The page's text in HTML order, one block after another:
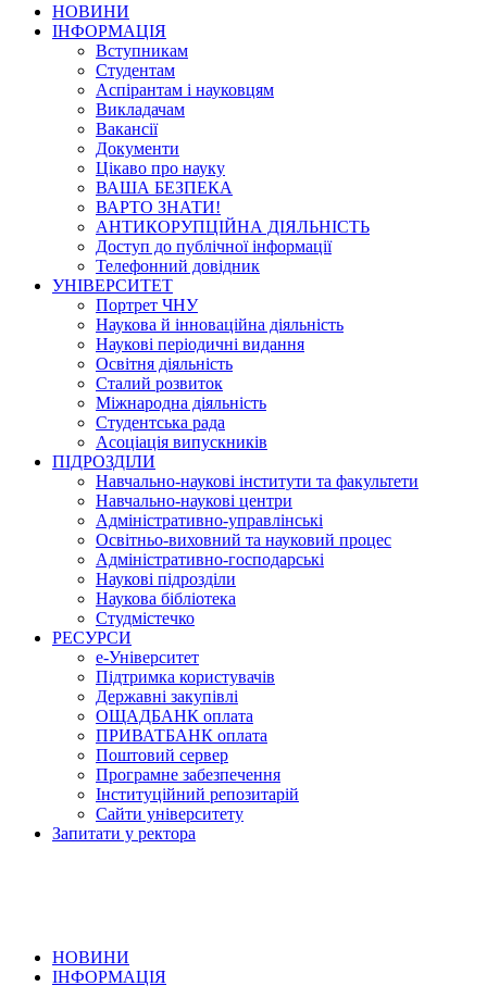
НОВИНИ
ІНФОРМАЦІЯ
Вступникам
Студентам
Аспірантам і науковцям
Викладачам
Вакансії
Документи
Цікаво про науку
ВАША БЕЗПЕКА
ВАРТО ЗНАТИ!
АНТИКОРУПЦІЙНА ДІЯЛЬНІСТЬ
Доступ до публічної інформації
Телефонний довідник
УНІВЕРСИТЕТ
Портрет ЧНУ
Наукова й інноваційна діяльність
Наукові періодичні видання
Освітня діяльність
Сталий розвиток
Міжнародна діяльність
Студентська рада
Асоціація випускників
ПІДРОЗДІЛИ
Навчально-наукові інститути та факультети
Навчально-наукові центри
Адміністративно-управлінські
Освітньо-виховний та науковий процес
Адміністративно-господарські
Наукові підрозділи
Наукова бібліотека
Студмістечко
РЕСУРСИ
е-Університет
Підтримка користувачів
Державні закупівлі
ОЩАДБАНК оплата
ПРИВАТБАНК оплата
Поштовий сервер
Програмне забезпечення
Інституційний репозитарій
Сайти університету
Запитати у ректора
НОВИНИ
ІНФОРМАЦІЯ